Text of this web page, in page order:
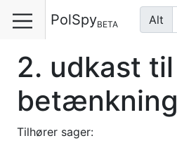
PolSpyBETA Alt
2. udkast til
betænkning
Tilhører sager: